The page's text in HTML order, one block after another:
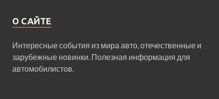
О САЙТЕ
Интересные события из мира авто, отечественные и
зарубежные новинки. Полезная информация для
автомобилистов.